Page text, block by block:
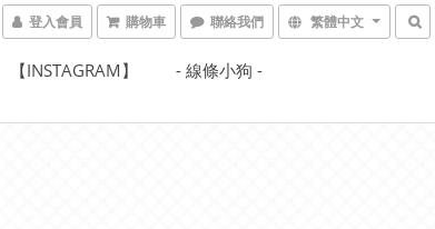
登入會員 購物車 聯絡我們 繁體中文
【INSTAGRAM】 - 線條小狗 -